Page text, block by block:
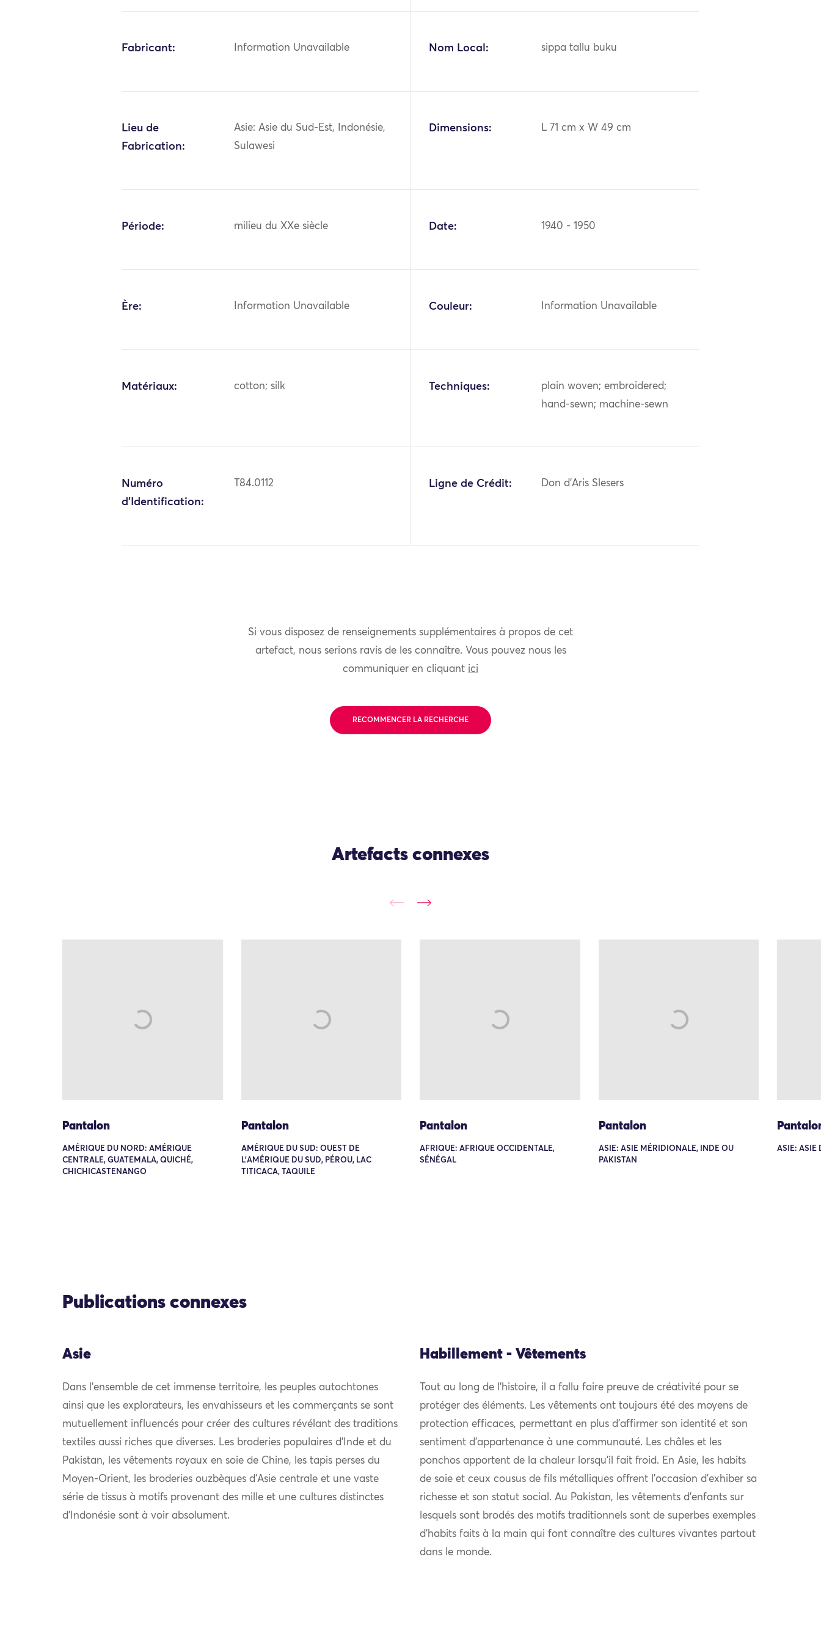
Fabricant: Information Unavailable Nom Local: sippa tallu buku
Lieu de
Fabrication:
Asie: Asie du Sud-Est, Indonésie,
Sulawesi
Dimensions: L 71 cm x W 49 cm
Période: milieu du XXe siècle Date: 1940 - 1950
Ère: Information Unavailable Couleur: Information Unavailable
Matériaux: cotton; silk Techniques:
plain woven; embroidered;
hand-sewn; machine-sewn
Numéro
d'Identification:
T84.0112 Ligne de Crédit: Don d'Aris Slesers
Si vous disposez de renseignements supplémentaires à propos de cet
artefact, nous serions ravis de les connaître. Vous pouvez nous les
communiquer en cliquant ici
RECOMMENCER LA RECHERCHE
Artefacts connexes
Pantalon
AMÉRIQUE DU NORD: AMÉRIQUE
CENTRALE, GUATEMALA, QUICHÉ,
CHICHICASTENANGO
Pantalon
AMÉRIQUE DU SUD: OUEST DE
L'AMÉRIQUE DU SUD, PÉROU, LAC
TITICACA, TAQUILE
Pantalon
AFRIQUE: AFRIQUE OCCIDENTALE,
SÉNÉGAL
Pantalon
ASIE: ASIE MÉRIDIONALE, INDE OU
PAKISTAN
ASIE: ASIE
Publications connexes
Asie
Dans l’ensemble de cet immense territoire, les peuples autochtones
ainsi que les explorateurs, les envahisseurs et les commerçants se sont
mutuellement influencés pour créer des cultures révélant des traditions
textiles aussi riches que diverses. Les broderies populaires d’Inde et du
Pakistan, les vêtements royaux en soie de Chine, les tapis perses du
Moyen-Orient, les broderies ouzbèques d’Asie centrale et une vaste
série de tissus à motifs provenant des mille et une cultures distinctes
d’Indonésie sont à voir absolument.
Habillement - Vêtements
Tout au long de l’histoire, il a fallu faire preuve de créativité pour se
protéger des éléments. Les vêtements ont toujours été des moyens de
protection efficaces, permettant en plus d’affirmer son identité et son
sentiment d’appartenance à une communauté. Les châles et les
ponchos apportent de la chaleur lorsqu’il fait froid. En Asie, les habits
de soie et ceux cousus de fils métalliques offrent l’occasion d’exhiber sa
richesse et son statut social. Au Pakistan, les vêtements d’enfants sur
lesquels sont brodés des motifs traditionnels sont de superbes exemples
d’habits faits à la main qui font connaître des cultures vivantes partout
dans le monde.